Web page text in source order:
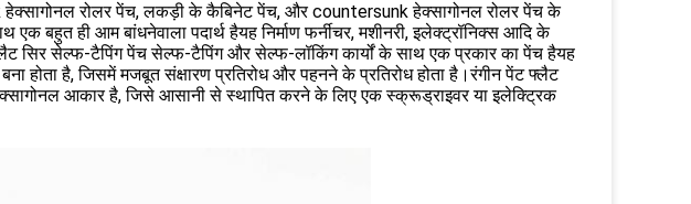
हेक्सागोनल रोलर पेंच, लकड़ी के कैबिनेट पेंच, और countersunk हेक्सागोनल रोलर पेंच के
बहुत ही आम बांधनेवाला पदार्थ हैयह निर्माण फर्नीचर, मशीनरी, इलेक्ट्रॉनिक्स आदि के
फ्लैट सिर सेल्फ-टैपिंग पेंच सेल्फ-टैपिंग और सेल्फ-लॉकिंग कार्यों के साथ एक प्रकार का पेंच हैयह
होता है, जिसमें मजबूत संक्षारण प्रतिरोध और पहनने के प्रतिरोध होता है।रंगीन पेंट फ्लैट
आकार है, जिसे आसानी से स्थापित करने के लिए एक स्क्रूड्राइवर या इलेक्ट्रिक